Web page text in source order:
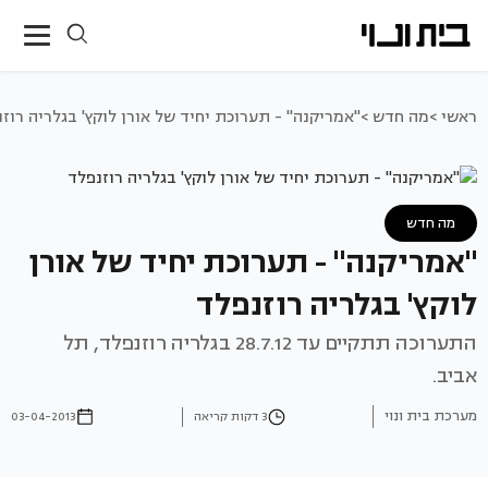
ראשי >מה חדש >"אמריקנה" - תערוכת יחיד של אורן לוקץ' בגלריה
מה חדש
"אמריקנה" - תערוכת יחיד של אורן
לוקץ' בגלריה רוזנפלד
התערוכה תתקיים עד 28.7.12 בגלריה רוזנפלד, תל
אביב.
מערכת בית ונוי 3 דקות קריאה 03-04-2013